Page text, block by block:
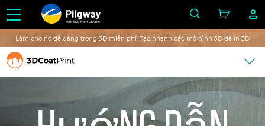
with love from Ukraine
Làm cho nó dễ dàng trong 3D miễn phí: Tạo nhanh các mô hình 3D để in 3D